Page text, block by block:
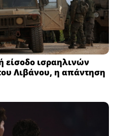
είσοδο ισραηλινών
Λιβάνου, η απάντηση